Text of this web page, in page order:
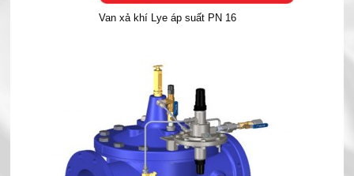
Van xả khí Lye áp suất PN 16